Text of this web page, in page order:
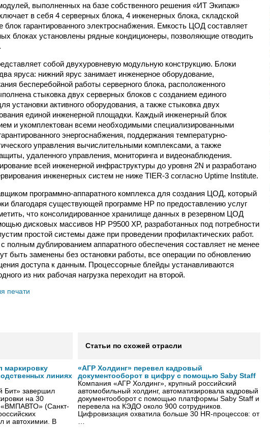
выполненных на базе собственного решения «ИТ Экипаж»
в себя 4 серверных блока, 4 инженерных блока, складской
блок гарантированного электроснабжения. Емкость ЦОД составляет
блоках установлены рядные кондиционеры, позволяющие отводить
собой двухуровневую модульную конструкцию. Блоки
яруса: нижний ярус занимает инженерное оборудование,
бесперебойной работы серверного блока, расположенного
стыковка двух серверных блоков с созданием единого
установки активного оборудования, а также стыковка двух
единой инженерной площадки. Каждый инженерный блок
и укомплектован всеми необходимыми специализированными
энергоснабжения, поддержания температурно-
управления вычислительными комплексами, а также
удаленного управления, мониторинга и видеонаблюдения.
всей инженерной инфраструктуры до уровня 2N и разработано
инженерных систем не ниже TIER-3 согласно Uptime Institute.
программно-аппаратного комплекса для создания ЦОД, который
благодаря существующей программе НР по предоставлению услуг
что консолидированное хранилище данных в резервном ЦОД
дисковых массивов HP P9500 XP, разработанных под потребности
простой системы даже при проведении профилактических работ.
полным дублированием аппаратного обеспечения составляет не менее
быть заменены без остановки работы, все операции по обновлению
доступа к данным. Процессорные блейды устанавливаются
из них рабочая нагрузка переходит на второй.
печати
маркировку
линиях
Бит» завершил
на 30
«ВМПАВТО» (Санкт-
и автохимии. В
Статьи по схожей отрасли
«АГР Холдинг» перевел кадровый
документооборот в цифру с помощью Saby Staff
Компания «АГР Холдинг», крупный российский
автомобильный холдинг, автоматизировала кадровый
документооборот с помощью платформы Saby Staff и
перевела на КЭДО около 900 сотрудников.
Цифровизация охватила больше 30 HR-процессов: от
…